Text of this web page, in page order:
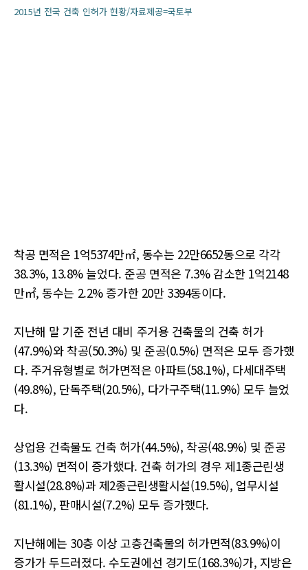
2015년 전국 건축 인허가 현황/자료제공=국토부
착공 면적은 1억5374만㎡, 동수는 22만6652동으로 각각
38.3%, 13.8% 늘었다. 준공 면적은 7.3% 감소한 1억2148
만㎡, 동수는 2.2% 증가한 20만 3394동이다.
지난해 말 기준 전년 대비 주거용 건축물의 건축 허가
(47.9%)와 착공(50.3%) 및 준공(0.5%) 면적은 모두 증가했
다. 주거유형별로 허가면적은 아파트(58.1%), 다세대주택
(49.8%), 단독주택(20.5%), 다가구주택(11.9%) 모두 늘었
다.
상업용 건축물도 건축 허가(44.5%), 착공(48.9%) 및 준공
(13.3%) 면적이 증가했다. 건축 허가의 경우 제1종근린생
활시설(28.8%)과 제2종근린생활시설(19.5%), 업무시설
(81.1%), 판매시설(7.2%) 모두 증가했다.
지난해에는 30층 이상 고층건축물의 허가면적(83.9%)이
증가가 두드러졌다. 수도권에선 경기도(168.3%)가, 지방은